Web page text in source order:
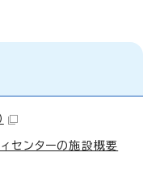
センターの施設概要